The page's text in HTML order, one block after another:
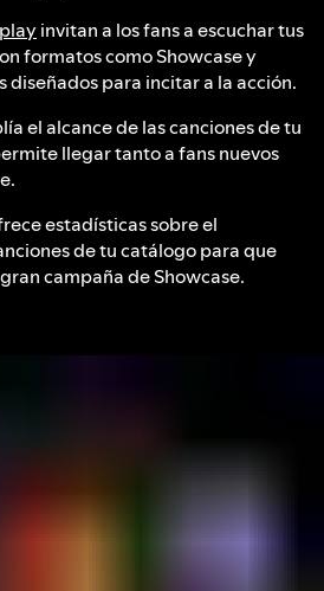
invitan a los fans a escuchar tus
formatos como Showcase y
para incitar a la acción.
el alcance de las canciones de tu
llegar tanto a fans nuevos
estadísticas sobre el
de tu catálogo para que
campaña de Showcase.